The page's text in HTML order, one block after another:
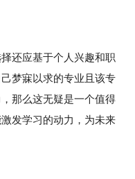
还应基于个人兴趣和职
梦寐以求的专业且该专
那么这无疑是一个值得
发学习的动力，为未来